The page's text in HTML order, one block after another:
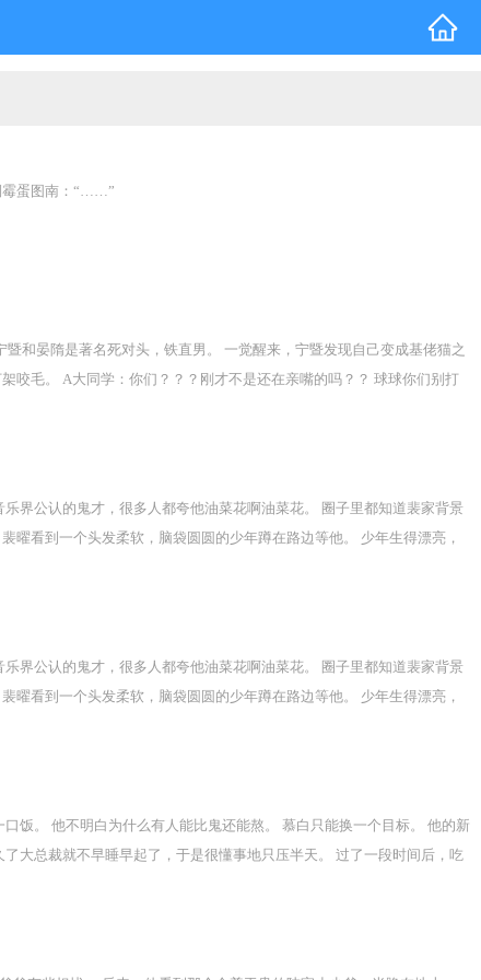
霉蛋图南：“……”
和晏隋是著名死对头，铁直男。 一觉醒来，宁暨发现自己变成基佬猫之
咬毛。 A大同学：你们？？？刚才不是还在亲嘴的吗？？ 球球你们别打
” 死对头：不可能，绝对不可能 宁暨：我就是饿死，也绝不出卖节操！
，宁暨无障碍当猫，每天恶心死对头换猫罐头，浑然没注意到死对头
，看见惊悚一幕，立即炸毛，扑上去用猫爪扒拉死对头，试图分开两个
日，舍友都知道了，A大校草身上的抓痕是死对头宁暨抓的，一时间谣
公认的鬼才，很多人都夸他油菜花啊油菜花。 圈子里都知道裴家背景
曜看到一个头发柔软，脑袋圆圆的少年蹲在路边等他。 少年生得漂亮，
快。 裴曜觉得自己是一见钟情了。 他表面镇定地朝着少年点了点头，
公认的鬼才，很多人都夸他油菜花啊油菜花。 圈子里都知道裴家背景
曜看到一个头发柔软，脑袋圆圆的少年蹲在路边等他。 少年生得漂亮，
快。 裴曜觉得自己是一见钟情了。 他表面镇定地朝着少年点了点头，
饭。 他不明白为什么有人能比鬼还能熬。 慕白只能换一个目标。 他的新
大总裁就不早睡早起了，于是很懂事地只压半天。 过了一段时间后，吃
白觉得很奇怪。早点睡觉全文免费阅读，如果您喜欢早点睡觉关尼尼最